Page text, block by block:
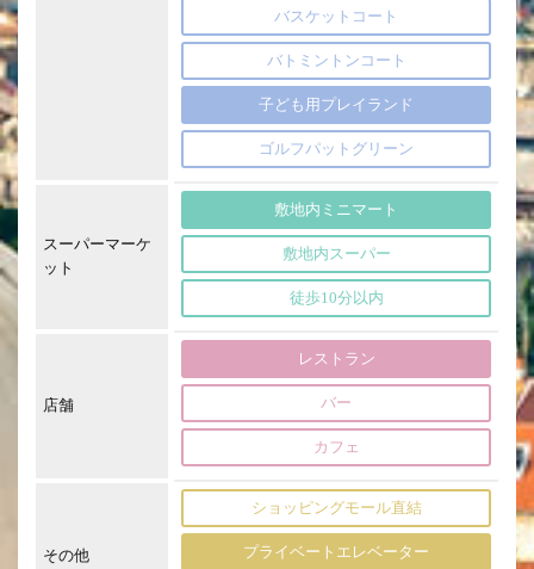
バスケットコート
バトミントンコート
子ども用プレイランド
ゴルフパットグリーン
スーパーマーケ
ット
敷地内ミニマート
敷地内スーパー
徒歩10分以内
店舗
レストラン
バー
カフェ
その他
ショッピングモール直結
プライベートエレベーター